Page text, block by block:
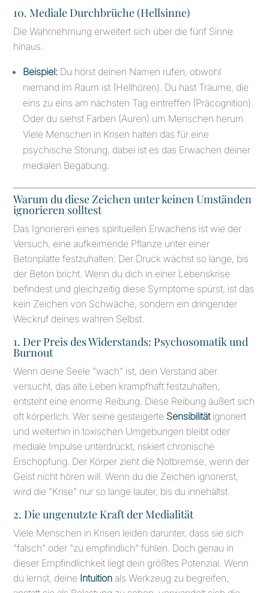
10. Mediale Durchbrüche (Hellsinne)
Die Wahrnehmung erweitert sich über die fünf Sinne
hinaus.
Beispiel: Du hörst deinen Namen rufen, obwohl
niemand im Raum ist (Hellhören). Du hast Träume, die
eins zu eins am nächsten Tag eintreffen (Präcognition).
Oder du siehst Farben (Auren) um Menschen herum.
Viele Menschen in Krisen halten das für eine
psychische Störung, dabei ist es das Erwachen deiner
medialen Begabung.
Warum du diese Zeichen unter keinen Umständen
ignorieren solltest
Das Ignorieren eines spirituellen Erwachens ist wie der
Versuch, eine aufkeimende Pflanze unter einer
Betonplatte festzuhalten: Der Druck wächst so lange, bis
der Beton bricht. Wenn du dich in einer Lebenskrise
befindest und gleichzeitig diese Symptome spürst, ist das
kein Zeichen von Schwäche, sondern ein dringender
Weckruf deines wahren Selbst.
1. Der Preis des Widerstands: Psychosomatik und
Burnout
Wenn deine Seele "wach" ist, dein Verstand aber
versucht, das alte Leben krampfhaft festzuhalten,
entsteht eine enorme Reibung. Diese Reibung äußert sich
oft körperlich. Wer seine gesteigerte Sensibilitätignoriert
und weiterhin in toxischen Umgebungen bleibt oder
mediale Impulse unterdrückt, riskiert chronische
Erschöpfung. Der Körper zieht die Notbremse, wenn der
Geist nicht hören will. Wenn du die Zeichen ignorierst,
wird die "Krise" nur so lange lauter, bis du innehältst.
2. Die ungenutzte Kraft der Medialität
Viele Menschen in Krisen leiden darunter, dass sie sich
"falsch" oder "zu empfindlich" fühlen. Doch genau in
dieser Empfindlichkeit liegt dein größtes Potenzial. Wenn
du lernst, deine Intuition als Werkzeug zu begreifen,